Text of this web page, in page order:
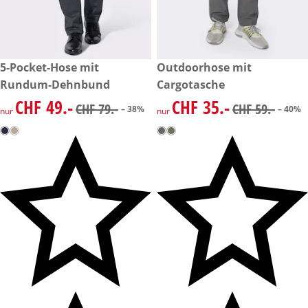
reduzierter Preis CHF 49.-, vorheriger Preis: CHF 79.-
-38%
5-Pocket-Hose mit
Rundum-Dehnbund
reduzierter Preis CHF 49.-, vorheriger Preis: CHF 79.-
nur CHF 49.-CHF 79.- – 38%
reduzierter Preis CHF 35.-,
-40%
Outdoorhose mit
Cargotasche
reduzierter Preis CHF 35.-,
nur CHF 35.-CHF 59.- – 40%